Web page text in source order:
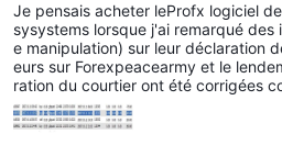
Je pensais acheter leProfx logiciel
sysystems lorsque j'ai remarqué
e manipulation) sur leur déclaration
eurs sur Forexpeacearmy et le
ration du courtier ont été corrigées
en soit, j'ai remarqué une autre
te la capture d'écran ici. Sur le